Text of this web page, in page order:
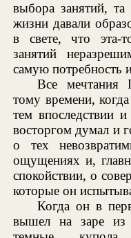
выбора занятий,
жизни давали
в свете, что эта-
занятий
самую потребность
Все мечтания
тому времени,
тем впоследствии
восторгом думал и
о тех
ощущениях и,
спокойствии, о
которые он
Когда он в
вышел на заре из